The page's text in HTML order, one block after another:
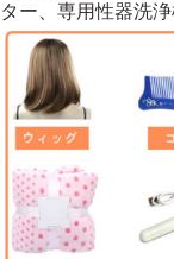
ター、専用性器洗浄